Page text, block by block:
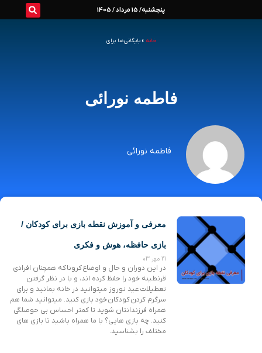
پنجشنبه/ 15 مرداد / 1405
خانه »بایگانی‌ها برای
فاطمه نورائی
فاطمه نورائی
معرفی و آموزش نقطه بازی برای کودکان /
بازی حافظه، هوش و فکری
21 مهر 03
در این دوران و حال و اوضاع کرونا که همچنان افرادی
قرنطینه خود را حفظ کرده اند، و با در نظر گرفتن
تعطیلات عید نوروز میتوانید در خانه بمانید و برای
سرگرم کردن کودکان خود بازی کنید. میتوانید شما هم
همراه فرزندانتان شوید تا کمتر احساس بی حوصلگی
کنید. چه بازی هایی؟ با ما همراه باشید تا بازی های
مختلف را بشناسید.